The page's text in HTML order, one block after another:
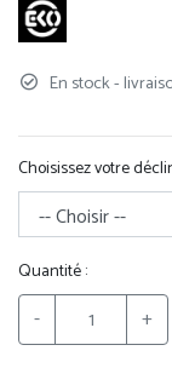
En stock -
Choisissez votre
Quantité :
- +